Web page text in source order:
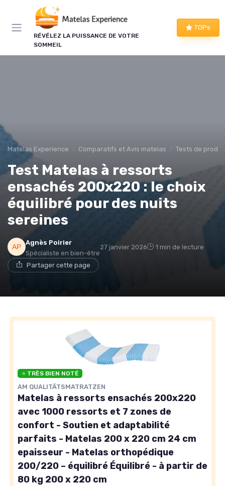
RÉVÉLEZ LA PUISSANCE DE VOTRE
SOMMEIL
TOPs
Matelas Experience Comparatifs et Avis matelas Tests de
Test Matelas à ressorts
ensachés 200x220 : le choix
équilibré pour des nuits
sereines
Agnès Poirier
Spécialiste en bien-être
27 janvier 2026 1 min de lecture
Partager cette page
⭐ TRÈS BIEN NOTÉ
AM QUALITÄTSMATRATZEN
Matelas à ressorts ensachés 200x220
avec 1000 ressorts et 7 zones de
confort - Soutien et adaptabilité
parfaits - Matelas 200 x 220 cm 24 cm
epaisseur - Matelas orthopédique
200/220 – équilibré Équilibré - à partir de
80 kg 200 x 220 cm
×
LE CLUB MATELAS EXPERIENCE
Tests en avant-première
Conseils pratiques Nouveautés filtrées
→ Je rejoins le club
Non merci, peut-être plus tard
Panneau de gestion des cookies